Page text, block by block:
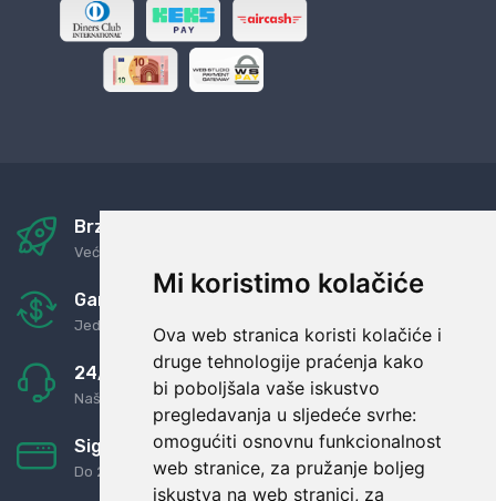
Mi koristimo kolačiće
Ova web stranica koristi kolačiće i
druge tehnologije praćenja kako
bi poboljšala vaše iskustvo
pregledavanja u sljedeće svrhe:
omogućiti osnovnu funkcionalnost
web stranice, za pružanje boljeg
iskustva na web stranici, za
Brza i sigurna dostava
Već za nekoliko dana kod vas
Garancija u povrat novaca
Jednostavno pravilo: Roba za novac
24/7 odlična podrška
Naši agenti uvijek na raspolaganju
Sigurno obročno plaćanje
Do 24 rata bez kamata